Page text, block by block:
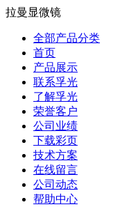
拉曼显微镜
全部产品分类
首页
产品展示
联系孚光
了解孚光
荣誉客户
公司业绩
下载彩页
技术方案
在线留言
公司动态
帮助中心